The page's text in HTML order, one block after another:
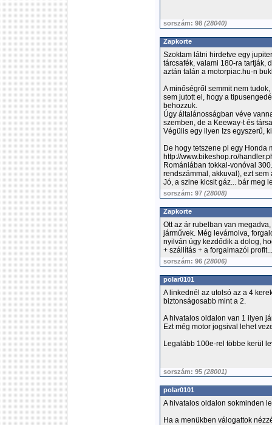
sorszám: 98 (28040)
Zapkorte
Szoktam látni hirdetve egy
tárcsafék, valami 180-ra tartják,
aztán talán a motorpiac.hu-n
A minőségről semmit nem
sem jutott el, hogy a
behozzuk.
Úgy általánosságban véve
szemben, de a Keeway-t és
Végülis egy ilyen Izs egyszerű,
De hogy tetszene pl egy Honda
http://www.bikeshop.ro/
Romániában tokkal-vonóval
rendszámmal, akkuval), ezt
Jó, a szine kicsit gáz... bár meg
sorszám: 97 (28008)
Zapkorte
Ott az ár rubelban van
járművek. Még levámolva,
nyilván úgy kezdődik a dolog,
+ szállítás + a forgalmazói profit...
sorszám: 96 (28006)
polar0101
A linkednél az utolsó az a 4
biztonságosabb mint a 2.
A hivatalos oldalon van 1 ilyen
Ezt még motor jogsival lehet
Legalább 100e-rel többe kerül
sorszám: 95 (28001)
polar0101
A hivatalos oldalon sokminden
Ha a menükben válogattok